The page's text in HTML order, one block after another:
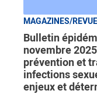
MAGAZINES/
Bulletin
novembre
prévention et
infections
enjeux et